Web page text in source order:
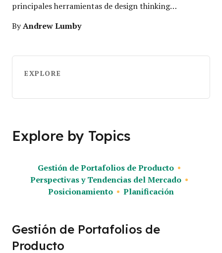
principales herramientas de design thinking…
ByAndrew Lumby
EXPLORE
Explore by Topics
Gestión de Portafolios de Producto
Perspectivas y Tendencias del Mercado
Posicionamiento
Planificación
Gestión de Portafolios de
Producto